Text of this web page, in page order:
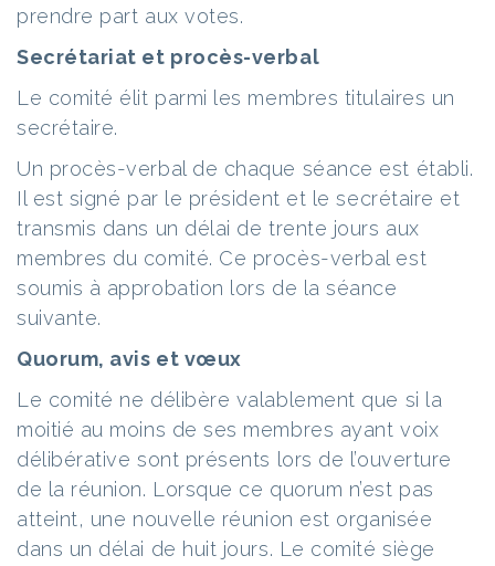
prendre part aux votes.
Secrétariat et procès-verbal
Le comité élit parmi les membres titulaires un
secrétaire.
Un procès-verbal de chaque séance est établi.
Il est signé par le président et le secrétaire et
transmis dans un délai de trente jours aux
membres du comité. Ce procès-verbal est
soumis à approbation lors de la séance
suivante.
Quorum, avis et vœux
Le comité ne délibère valablement que si la
moitié au moins de ses membres ayant voix
délibérative sont présents lors de l’ouverture
de la réunion. Lorsque ce quorum n’est pas
atteint, une nouvelle réunion est organisée
dans un délai de huit jours. Le comité siège